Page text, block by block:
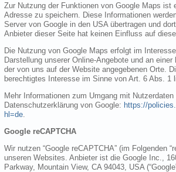
Zur Nutzung der Funktionen von Google Maps ist
Adresse zu speichern. Diese Informationen
Server von Google in den USA übertragen und
Anbieter dieser Seite hat keinen Einfluss auf diese
Die Nutzung von Google Maps erfolgt im
Darstellung unserer Online-Angebote und an
der von uns auf der Website angegebenen Orte.
berechtigtes Interesse im Sinne von Art. 6 Abs. 1
Mehr Informationen zum Umgang mit
Datenschutzerklärung von Google: https://
hl=de
Google reCAPTCHA
Wir nutzen “Google reCAPTCHA” (im Folgenden
unseren Websites. Anbieter ist die Google Inc.,
Parkway, Mountain View, CA 94043, USA